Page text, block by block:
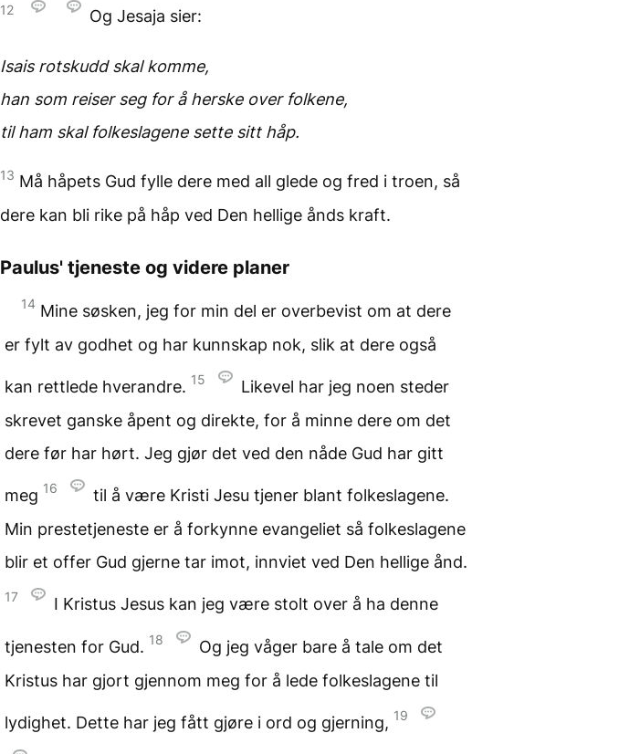
12 Og Jesaja sier:
Isais rotskudd skal komme,
han som reiser seg for å herske over folkene,
til ham skal folkeslagene sette sitt håp.
13 Må håpets Gud fylle dere med all glede og fred i troen, så
dere kan bli rike på håp ved Den hellige ånds kraft.
Paulus' tjeneste og videre planer
14 Mine søsken, jeg for min del er overbevist om at dere
er fylt av godhet og har kunnskap nok, slik at dere også
kan rettlede hverandre. 15
Likevel har jeg noen steder
skrevet ganske åpent og direkte, for å minne dere om det
dere før har hørt. Jeg gjør det ved den nåde Gud har gitt
meg 16
til å være Kristi Jesu tjener blant folkeslagene.
Min prestetjeneste er å forkynne evangeliet så folkeslagene
blir et offer Gud gjerne tar imot, innviet ved Den hellige ånd.
17 I Kristus Jesus kan jeg være stolt over å ha denne
tjenesten for Gud. 18
Og jeg våger bare å tale om det
Kristus har gjort gjennom meg for å lede folkeslagene til
lydighet. Dette har jeg fått gjøre i ord og gjerning, 19